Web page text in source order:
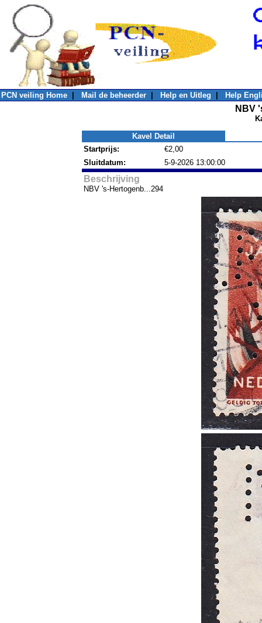
PCN veiling Home Mail de beheerder Help en Uitleg Help
NBV
Kavel Detail
Startprijs:
€2,00
Sluitdatum:
5-9-2026 13:00:00
Beschrijving
NBV 's-Hertogenb...294